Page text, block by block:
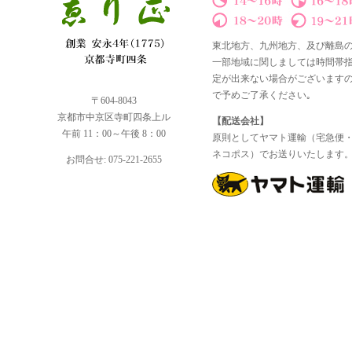
〒604-8043
京都市中京区寺町四条上ル
午前 11：00～午後 8：00
お問合せ: 075-221-2655
東北地方、九州地方、及び離島
一部地域に関しましては時間帯
定が出来ない場合がございます
で予めご了承ください｡
【配送会社】
原則としてヤマト運輸（宅急便
ネコポス）でお送りいたします